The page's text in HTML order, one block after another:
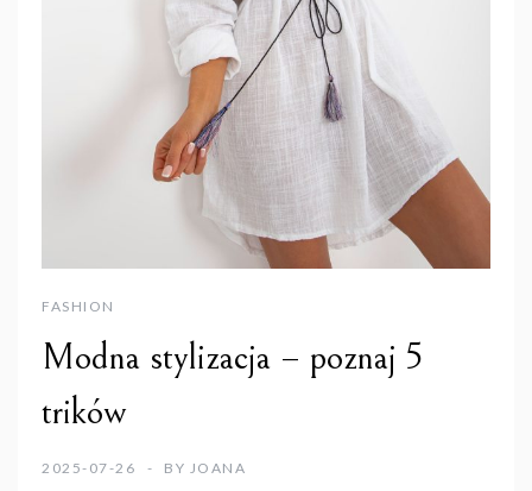
FASHION
Modna stylizacja – poznaj 5
trików
2025-07-26 BY JOANA